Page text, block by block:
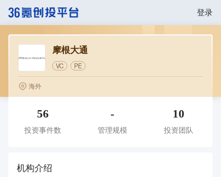
登录
摩根大通
VC PE
海外
56
投资事件数
-
管理规模
10
投资团队
机构介绍